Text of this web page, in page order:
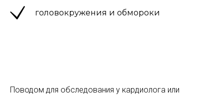
головокружения и обмороки
Поводом для обследования у кардиолога или